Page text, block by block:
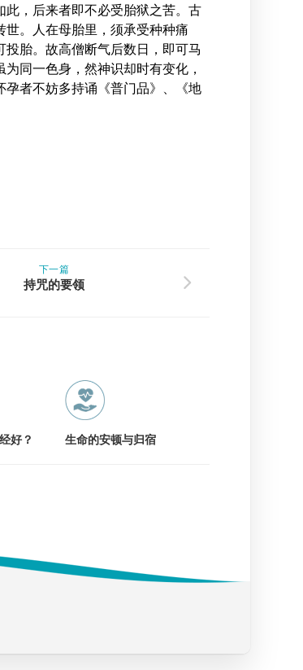
，后来者即不必受胎狱之苦。古
。人在母胎里，须承受种种痛
胎。故高僧断气后数日，即可马
同一色身，然神识却时有变化，
者不妨多持诵《普门品》、《地
下一篇
持咒的要领
好？ 生命的安顿与归宿